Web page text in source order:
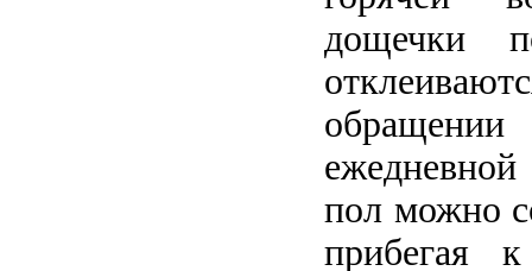
дощечки
пол можно
прибегая